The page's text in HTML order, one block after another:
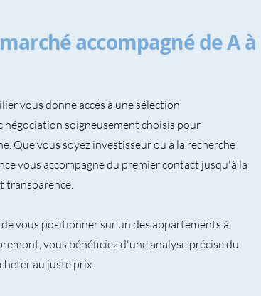
accompagné de A à
vous donne accès à une sélection
négociation soigneusement choisis pour
Que vous soyez investisseur ou à la recherche
vous accompagne du premier contact jusqu'à la
transparence.
vous positionner sur un des appartements à
vous bénéficiez d'une analyse précise du
au juste prix.